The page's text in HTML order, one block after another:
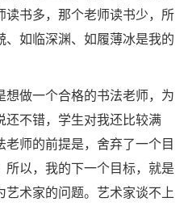
书多， 那个老师读书少，所
如临深渊、如履薄冰是我的
做一个合格的书法老师，为
还不错，学生对我还比较满
师的前提是，舍弃了一个目
以，我的下一个目标，就是
术家的问题。艺术家谈不上